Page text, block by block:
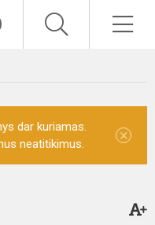
dar kuriamas.
neatitikimus.
×